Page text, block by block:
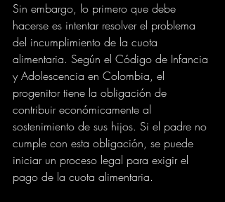
Sin embargo, lo primero que debe
hacerse es intentar resolver el problema
del incumplimiento de la cuota
alimentaria. Según el Código de Infancia
y Adolescencia en Colombia, el
progenitor tiene la obligación de
contribuir económicamente al
sostenimiento de sus hijos. Si el padre no
cumple con esta obligación, se puede
iniciar un proceso legal para exigir el
pago de la cuota alimentaria.